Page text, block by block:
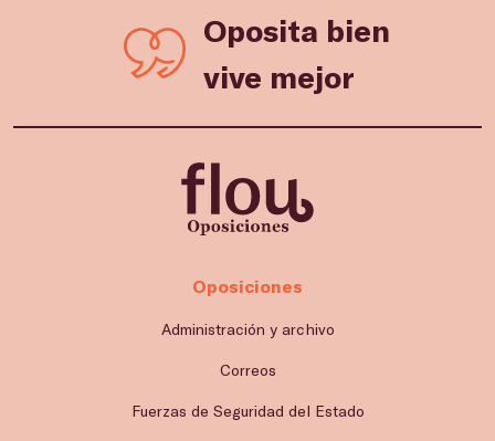
Oposita bien
vive mejor
Oposiciones
Administración y archivo
Correos
Fuerzas de Seguridad del Estado